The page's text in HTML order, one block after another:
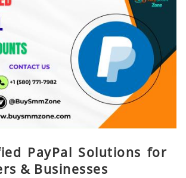
PayPal Solutions for
& Businesses